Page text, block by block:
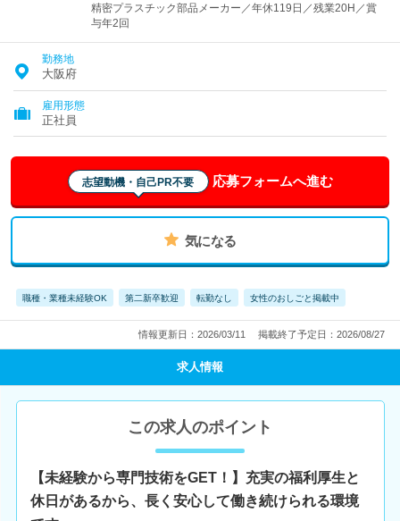
精密プラスチック部品メーカー／年休119日／残業20H／賞
与年2回
勤務地
大阪府
雇用形態
正社員
志望動機・自己PR不要 応募フォームへ進む
気になる
職種・業種未経験OK 第二新卒歓迎 転勤なし 女性のおしごと掲載中
情報更新日：2026/03/11 掲載終了予定日：2026/08/27
求人情報
この求人のポイント
【未経験から専門技術をGET！】充実の福利厚生と
休日があるから、長く安心して働き続けられる環境